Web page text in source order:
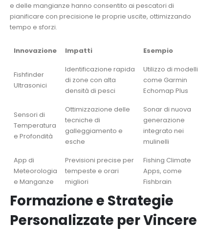
e delle mangianze hanno consentito ai pescatori di
pianificare con precisione le proprie uscite, ottimizzando
tempo e sforzi.
Innovazione Impatti Esempio
Fishfinder
Ultrasonici
Identificazione rapida
di zone con alta
densità di pesci
Utilizzo di modelli
come Garmin
Echomap Plus
Sensori di
Temperatura
e Profondità
Ottimizzazione delle
tecniche di
galleggiamento e
esche
Sonar di nuova
generazione
integrato nei
mulinelli
App di
Meteorologia
e Manganze
Previsioni precise per
tempeste e orari
migliori
Fishing Climate
Apps, come
Fishbrain
Formazione e Strategie
Personalizzate per Vincere